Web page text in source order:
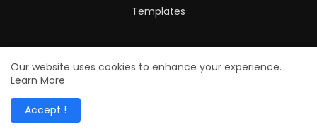
Templates
Our website uses cookies to enhance your experience.
Learn More
Accept !